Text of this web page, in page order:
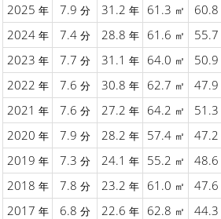
2025 年 7.9 分 31.2 年 61.3 ㎡ 60.8
2024 年 7.4 分 28.8 年 61.6 ㎡ 55.7
2023 年 7.7 分 31.1 年 64.0 ㎡ 50.9
2022 年 7.6 分 30.8 年 62.7 ㎡ 47.9
2021 年 7.6 分 27.2 年 64.2 ㎡ 51.3
2020 年 7.9 分 28.2 年 57.4 ㎡ 47.2
2019 年 7.3 分 24.1 年 55.2 ㎡ 48.6
2018 年 7.8 分 23.2 年 61.0 ㎡ 47.6
2017 年 6.8 分 22.6 年 62.8 ㎡ 44.3